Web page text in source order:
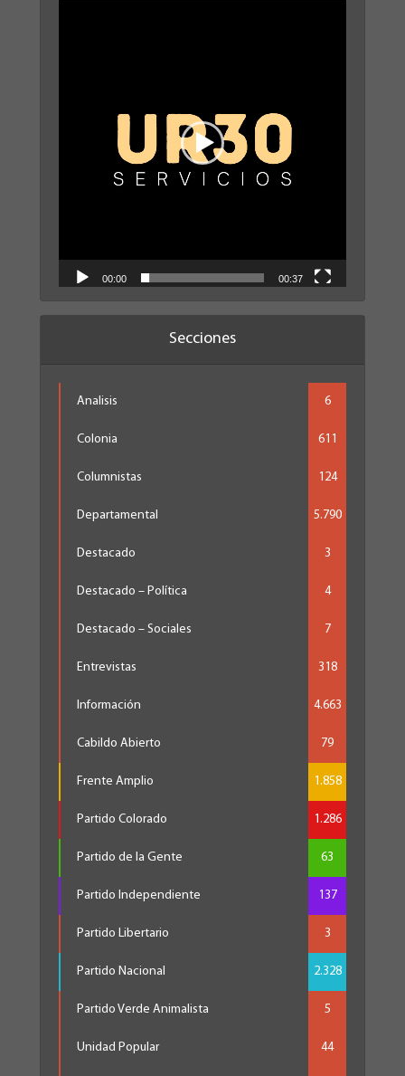
00:00 00:37
Secciones
Analisis 6
Colonia 611
Columnistas 124
Departamental 5.790
Destacado 3
Destacado – Política 4
Destacado – Sociales 7
Entrevistas 318
Información 4.663
Cabildo Abierto 79
Frente Amplio 1.858
Partido Colorado 1.286
Partido de la Gente 63
Partido Independiente 137
Partido Libertario 3
Partido Nacional 2.328
Partido Verde Animalista 5
Unidad Popular 44